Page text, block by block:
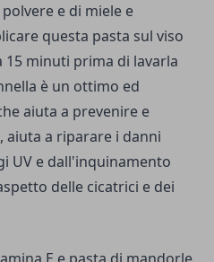
e di miele e
questa pasta sul viso
15 minuti prima di lavarla
è un ottimo ed
aiuta a prevenire e
aiuta a riparare i danni
UV e dall'inquinamento
delle cicatrici e dei